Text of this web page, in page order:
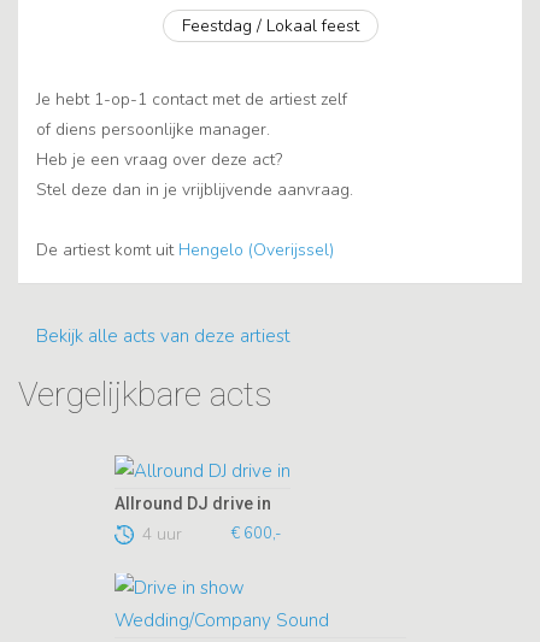
Feestdag / Lokaal feest
Je hebt 1-op-1 contact met de artiest zelf
of diens persoonlijke manager.
Heb je een vraag over deze act?
Stel deze dan in je vrijblijvende aanvraag.
De artiest komt uit Hengelo (Overijssel)
Bekijk alle acts van deze artiest
Vergelijkbare acts
Allround DJ drive in
4 uur € 600,-